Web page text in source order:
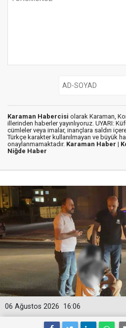
Karaman Habercisi olarak Karaman,
illerinden haberler yayınlıyoruz. UYARI:
cümleler veya imalar, inançlara saldırı
Türkçe karakter kullanılmayan ve büyük
onaylanmamaktadır. Karaman Haber |
Niğde Haber
16:06
06 Ağustos 2026